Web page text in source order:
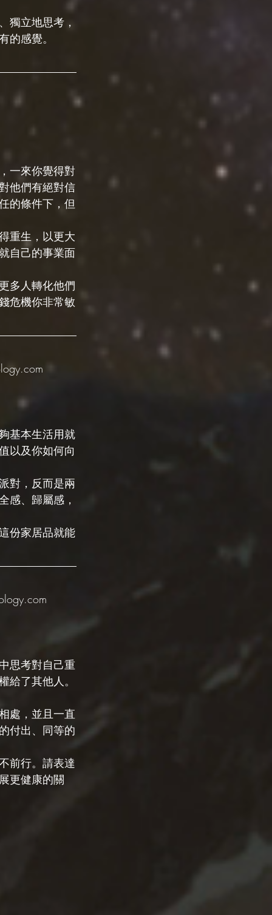
獨立地思考，
感覺。
一來你覺得對
他們有絕對信
的條件下，但
重生，以更大
自己的事業面
多人轉化他們
危機你非常敏
基本生活用就
以及你如何向
對，反而是兩
感、歸屬感，
份家居品就能
思考對自己重
了其他人。
處，並且一直
付出、同等的
前行。請表達
更健康的關